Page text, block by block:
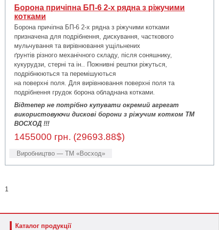
Каталог продукції
Борона причіпна БП-6 2-х рядна з ріжучими
котками
Борона причіпна БП-6 2-х рядна з ріжучими котками
призначена для подрібнення, дискування, часткового
мульчування та вирівнювання ущільнених
ґрунтів різного механічного складу, після соняшнику,
кукурудзи, стерні та ін.. Пожнивні рештки ріжуться,
подрібнюються та перемішуються
на поверхні поля. Для вирівнювання поверхні поля та
подрібнення грудок борона обладнана котками.
Відтепер не потрібно купувати окремий агрегат
використовуючи дискові борони з ріжучим котком ТМ
ВОСХОД !!!
1455000 грн. (29693.88$)
Виробництво — ТМ «Восход»
1